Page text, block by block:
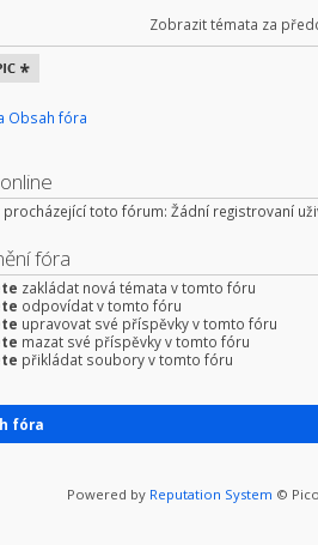
Zobrazit témata za
Obsah fóra
procházející toto fórum: Žádní registrovaní
fóra
zakládat nová témata v tomto fóru
odpovídat v tomto fóru
upravovat své příspěvky v tomto fóru
mazat své příspěvky v tomto fóru
přikládat soubory v tomto fóru
fóra
Powered by Reputation System ©